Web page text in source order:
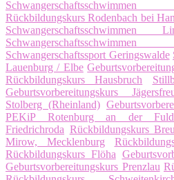
Rückbildungskurs Rodenbach bei
Schwangerschaftssport Geringswalde
Lauenburg / Elbe
Rückbildungskurs Hausbruch
Geburtsvorbereitungskurs
Stolberg (Rheinland)
PEKiP Rotenburg an der
Friedrichroda Rückbildungskurs
Mirow, Mecklenburg
Rückbildungskurs Flöha
Geburtsvorbereitungskurs Prenzlau